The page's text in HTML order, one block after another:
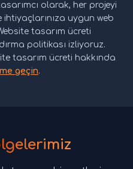
olarak, her projeyi
uygun web
tasarım ücreti
politikası izliyoruz.
tasarım ücreti hakkında
geçin.